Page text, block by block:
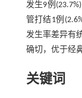
发生9例
管打结1例
发生率差异有
确切，优于经
关键词